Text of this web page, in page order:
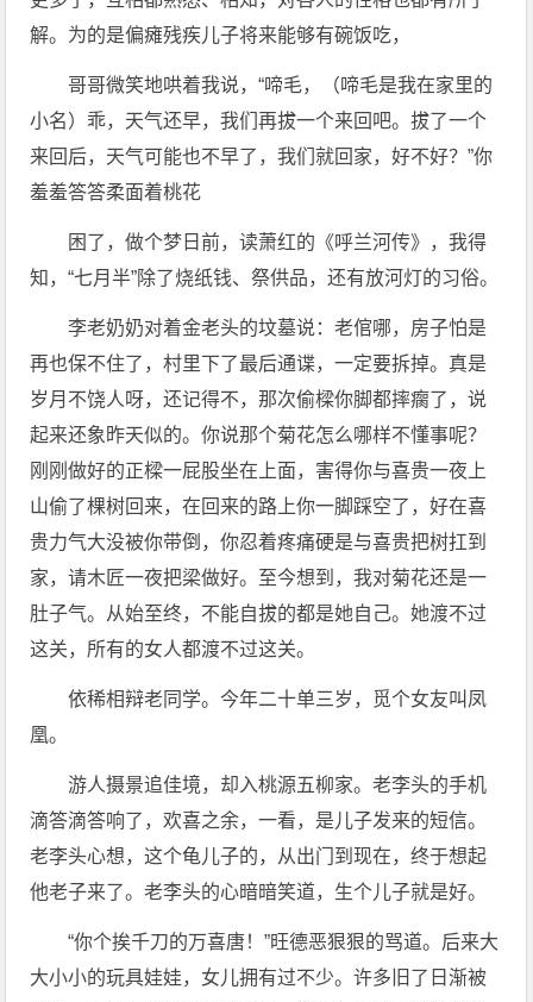
解。为的是偏瘫残疾儿子将来能够有碗饭吃，
哥哥微笑地哄着我说，“啼毛，（啼毛是我在家里的
小名）乖，天气还早，我们再拔一个来回吧。拔了一个
来回后，天气可能也不早了，我们就回家，好不好？”你
羞羞答答柔面着桃花
困了，做个梦日前，读萧红的《呼兰河传》，我得
知，“七月半”除了烧纸钱、祭供品，还有放河灯的习俗。
李老奶奶对着金老头的坟墓说：老倌哪，房子怕是
再也保不住了，村里下了最后通谍，一定要拆掉。真是
岁月不饶人呀，还记得不，那次偷樑你脚都摔瘸了，说
起来还象昨天似的。你说那个菊花怎么哪样不懂事呢？
刚刚做好的正樑一屁股坐在上面，害得你与喜贵一夜上
山偷了棵树回来，在回来的路上你一脚踩空了，好在喜
贵力气大没被你带倒，你忍着疼痛硬是与喜贵把树扛到
家，请木匠一夜把梁做好。至今想到，我对菊花还是一
肚子气。从始至终，不能自拔的都是她自己。她渡不过
这关，所有的女人都渡不过这关。
依稀相辩老同学。今年二十单三岁，觅个女友叫凤
凰。
游人摄景追佳境，却入桃源五柳家。老李头的手机
滴答滴答响了，欢喜之余，一看，是儿子发来的短信。
老李头心想，这个龟儿子的，从出门到现在，终于想起
他老子来了。老李头的心暗暗笑道，生个儿子就是好。
“你个挨千刀的万喜唐！”旺德恶狠狠的骂道。后来大
大小小的玩具娃娃，女儿拥有过不少。许多旧了日渐被